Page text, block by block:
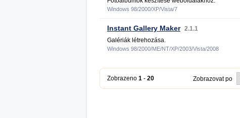
Windows 98/2000/XP/Vista/7
Instant Gallery Maker 2.1.1
Galériák létrehozása.
Windows 98/2000/ME/NT/XP/2003/Vista/2008
Zobrazeno 1 - 20 Zobrazovat po